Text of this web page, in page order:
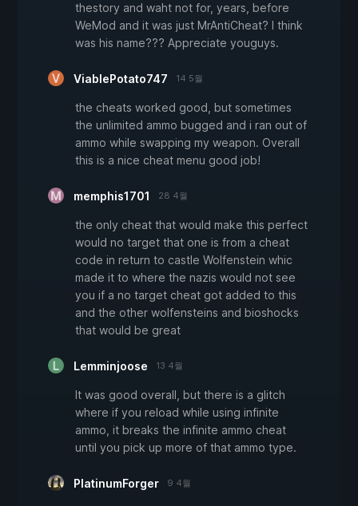
thestory and waht not for, years, before
WeMod and it was just MrAntiCheat? I think
was his name??? Appreciate youguys.
ViablePotato747 14 5월
the cheats worked good, but sometimes
the unlimited ammo bugged and i ran out of
ammo while swapping my weapon. Overall
this is a nice cheat menu good job!
memphis1701 28 4월
the only cheat that would make this perfect
would no target that one is from a cheat
code in return to castle Wolfenstein whic
made it to where the nazis would not see
you if a no target cheat got added to this
and the other wolfensteins and bioshocks
that would be great
Lemminjoose 13 4월
It was good overall, but there is a glitch
where if you reload while using infinite
ammo, it breaks the infinite ammo cheat
until you pick up more of that ammo type.
PlatinumForger 9 4월